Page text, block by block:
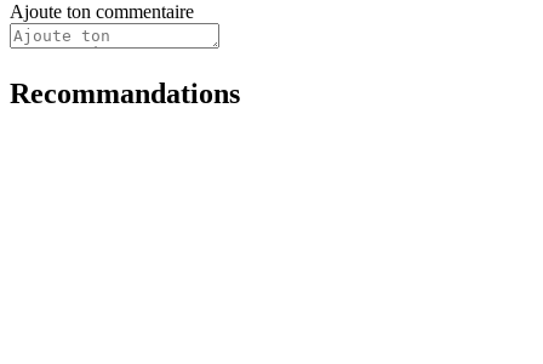
Ajoute ton commentaire
Recommandations